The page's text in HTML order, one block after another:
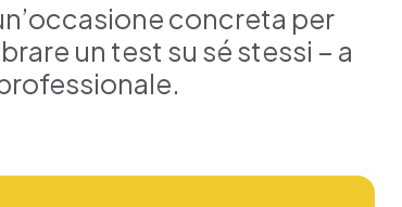
concreta per
un test su sé stessi – a